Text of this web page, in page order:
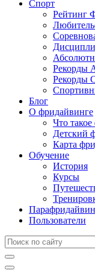
Спорт
Рейтинг
Рекорды
Рекорды
Блог
О фридайвинге
Что
Детский
Карта
Обучение
История
Курсы
Пользователи